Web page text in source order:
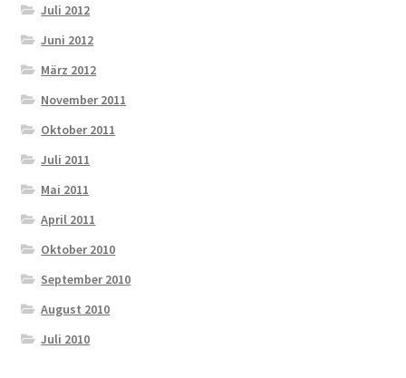
Juli 2012
Juni 2012
März 2012
November 2011
Oktober 2011
Juli 2011
Mai 2011
April 2011
Oktober 2010
September 2010
August 2010
Juli 2010